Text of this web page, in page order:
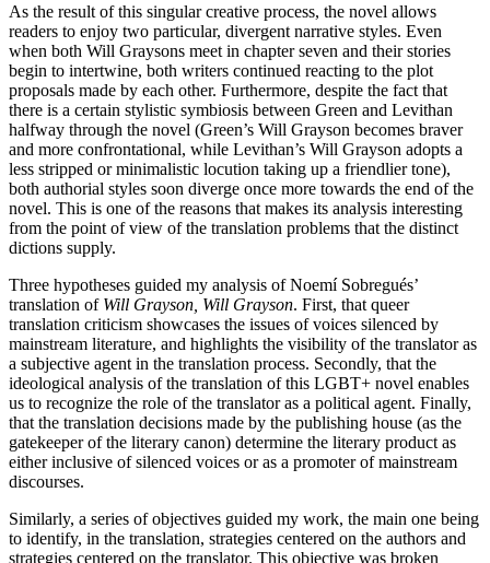
As the result of this singular creative process, the novel allows
readers to enjoy two particular, divergent narrative styles. Even
when both Will Graysons meet in chapter seven and their stories
begin to intertwine, both writers continued reacting to the plot
proposals made by each other. Furthermore, despite the fact that
there is a certain stylistic symbiosis between Green and Levithan
halfway through the novel (Green’s Will Grayson becomes braver
and more confrontational, while Levithan’s Will Grayson adopts a
less stripped or minimalistic locution taking up a friendlier tone),
both authorial styles soon diverge once more towards the end of the
novel. This is one of the reasons that makes its analysis interesting
from the point of view of the translation problems that the distinct
dictions supply.
Three hypotheses guided my analysis of Noemí Sobregués’
translation of Will Grayson, Will Grayson. First, that queer
translation criticism showcases the issues of voices silenced by
mainstream literature, and highlights the visibility of the translator as
a subjective agent in the translation process. Secondly, that the
ideological analysis of the translation of this LGBT+ novel enables
us to recognize the role of the translator as a political agent. Finally,
that the translation decisions made by the publishing house (as the
gatekeeper of the literary canon) determine the literary product as
either inclusive of silenced voices or as a promoter of mainstream
discourses.
Similarly, a series of objectives guided my work, the main one being
to identify, in the translation, strategies centered on the authors and
strategies centered on the translator. This objective was broken